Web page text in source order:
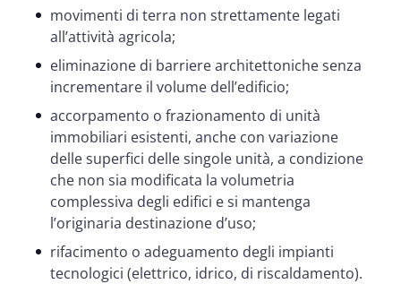
movimenti di terra non strettamente legati
all’attività agricola;
eliminazione di barriere architettoniche senza
incrementare il volume dell’edificio;
accorpamento o frazionamento di unità
immobiliari esistenti, anche con variazione
delle superfici delle singole unità, a condizione
che non sia modificata la volumetria
complessiva degli edifici e si mantenga
l’originaria destinazione d’uso;
rifacimento o adeguamento degli impianti
tecnologici (elettrico, idrico, di riscaldamento).